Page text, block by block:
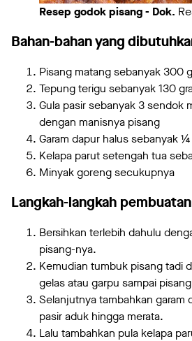
Resep godok pisang - Dok.
Bahan-bahan yang
Pisang matang sebanyak 300
Tepung terigu sebanyak 130
Gula pasir sebanyak 3 sendok
dengan manisnya pisang
Garam dapur halus sebanyak
Kelapa parut setengah tua
Minyak goreng secukupnya
Langkah-langkah
Bersihkan terlebih dahulu
pisang-nya.
Kemudian tumbuk pisang tadi
gelas atau garpu sampai
Selanjutnya tambahkan garam
pasir aduk hingga merata.
Lalu tambahkan pula kelapa